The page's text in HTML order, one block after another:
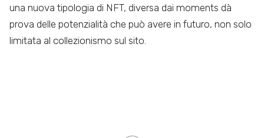
una nuova tipologia di NFT, diversa dai moments dà
prova delle potenzialità che può avere in futuro, non solo
limitata al collezionismo sul sito.